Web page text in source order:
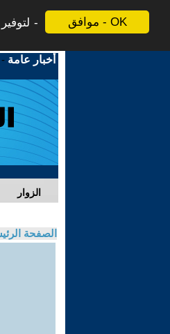
موافق - OK
أخبار عامة
الزوار
الصفحة